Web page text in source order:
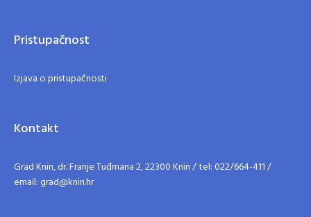
Pristupačnost
Izjava o pristupačnosti
Kontakt
Grad Knin, dr. Franje Tuđmana 2, 22300 Knin / tel: 022/664-411 /
email: grad@knin.hr